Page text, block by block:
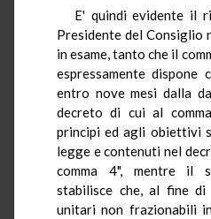
E' quindi evidente il
Presidente del Consiglio
in esame, tanto che il
espressamente dispone
entro nove mesi dalla
decreto di cui al
principi ed agli obiettivi
legge e contenuti nel
comma 4", mentre il
stabilisce che, al fine
unitari non frazionabili